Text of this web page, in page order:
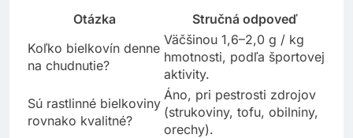
Otázka
Stručná odpoveď
Koľko bielkovín denne
na chudnutie?
Väčšinou 1,6–2,0 g / kg
hmotnosti, podľa športovej
aktivity.
Sú rastlinné bielkoviny
rovnako kvalitné?
Áno, pri pestrosti zdrojov
(strukoviny, tofu, obilniny,
orechy).